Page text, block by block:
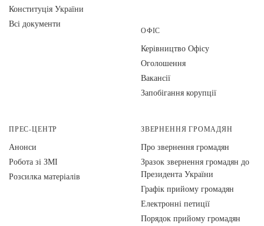
Конституція України
Всі документи
ОФІС
Керівництво Офісу
Оголошення
Вакансії
Запобігання корупції
ПРЕС-ЦЕНТР
Анонси
Робота зі ЗМІ
Розсилка матеріалів
ЗВЕРНЕННЯ ГРОМАДЯН
Про звернення громадян
Зразок звернення громадян до
Президента України
Графік прийому громадян
Електронні петиції
Порядок прийому громадян